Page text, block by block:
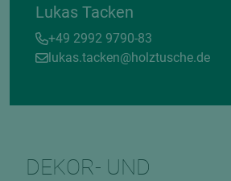
Lukas Tacken
+49 2992 9790-83
lukas.tacken@holztusche.de
DEKOR- UND